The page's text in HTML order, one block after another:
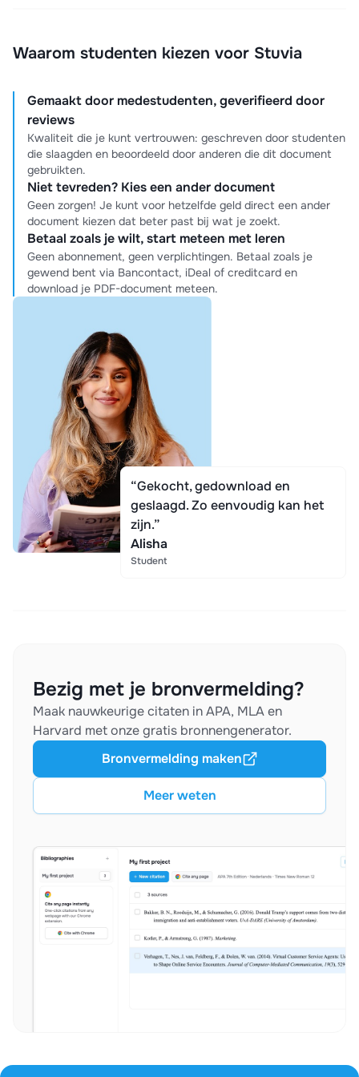
Waarom studenten kiezen voor Stuvia
Gemaakt door medestudenten, geverifieerd door
reviews
Kwaliteit die je kunt vertrouwen: geschreven door studenten
die slaagden en beoordeeld door anderen die dit document
gebruikten.
Niet tevreden? Kies een ander document
Geen zorgen! Je kunt voor hetzelfde geld direct een ander
document kiezen dat beter past bij wat je zoekt.
Betaal zoals je wilt, start meteen met leren
Geen abonnement, geen verplichtingen. Betaal zoals je
gewend bent via Bancontact, iDeal of creditcard en
download je PDF-document meteen.
“Gekocht, gedownload en
geslaagd. Zo eenvoudig kan het
zijn.”
Alisha
Student
Bezig met je bronvermelding?
Maak nauwkeurige citaten in APA, MLA en
Harvard met onze gratis bronnengenerator.
Meer weten
Bronvermelding maken